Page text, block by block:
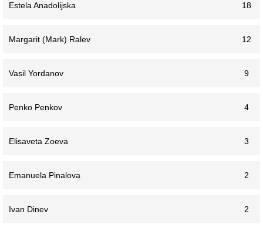
Estela Anadolijska 18
Margarit (Mark) Ralev 12
Vasil Yordanov 9
Penko Penkov 4
Elisaveta Zoeva 3
Emanuela Pinalova 2
Ivan Dinev 2